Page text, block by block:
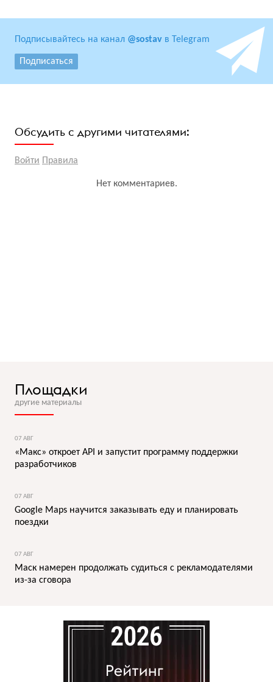
Подписывайтесь на канал @sostav в Telegram
Подписаться
Обсудить с другими читателями:
Войти Правила
Нет комментариев.
Площадки
другие материалы
07 АВГ
«Макс» откроет API и запустит программу поддержки
разработчиков
07 АВГ
Google Maps научится заказывать еду и планировать
поездки
07 АВГ
Маск намерен продолжать судиться с рекламодателями
из-за сговора